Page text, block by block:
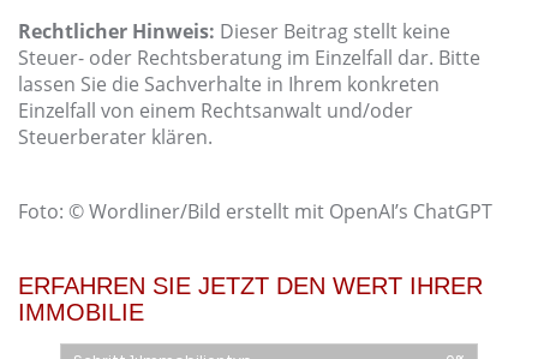
Rechtlicher Hinweis: Dieser Beitrag stellt keine
Steuer- oder Rechtsberatung im Einzelfall dar. Bitte
lassen Sie die Sachverhalte in Ihrem konkreten
Einzelfall von einem Rechtsanwalt und/oder
Steuerberater klären.
Foto: © Wordliner/Bild erstellt mit OpenAI’s ChatGPT
ERFAHREN SIE JETZT DEN WERT IHRER
IMMOBILIE